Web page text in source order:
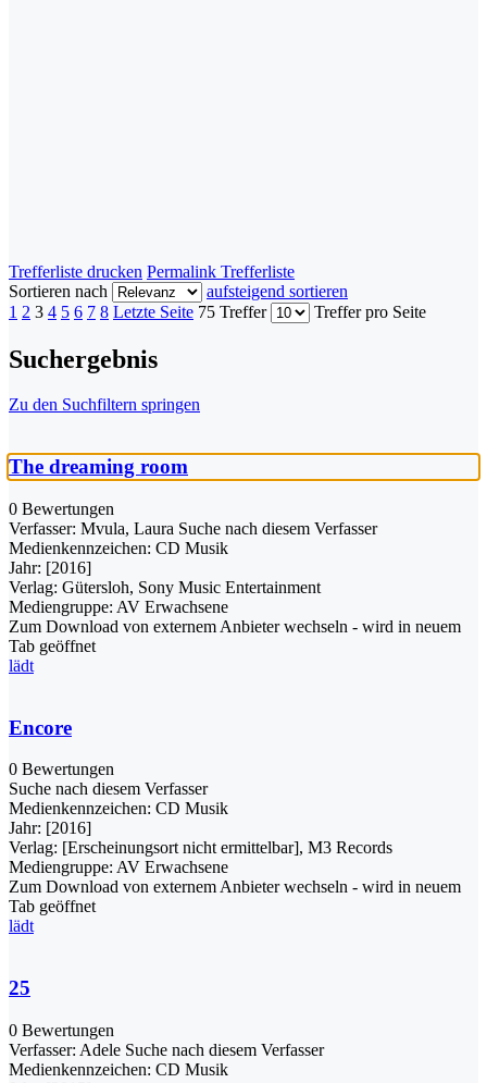
Trefferliste drucken Permalink Trefferliste
Sortieren nach
aufsteigend sortieren
1 2 3 4 5 6 7 8 Letzte Seite 75 Treffer Treffer pro Seite
Suchergebnis
Zu den Suchfiltern springen
The dreaming room
0 Bewertungen
Verfasser: Mvula, Laura Suche nach diesem Verfasser
Medienkennzeichen: CD Musik
Jahr: [2016]
Verlag: Gütersloh, Sony Music Entertainment
Mediengruppe: AV Erwachsene
Zum Download von externem Anbieter wechseln - wird in neuem
Tab geöffnet
lädt
Encore
0 Bewertungen
Suche nach diesem Verfasser
Medienkennzeichen: CD Musik
Jahr: [2016]
Verlag: [Erscheinungsort nicht ermittelbar], M3 Records
Mediengruppe: AV Erwachsene
Zum Download von externem Anbieter wechseln - wird in neuem
Tab geöffnet
lädt
25
0 Bewertungen
Verfasser: Adele Suche nach diesem Verfasser
Medienkennzeichen: CD Musik